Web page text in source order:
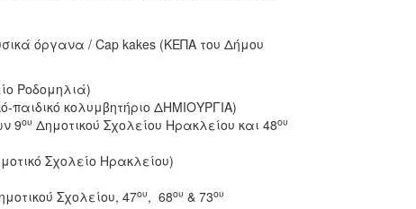
όργανα / Cap kakes (ΚΕΠΑ του Δήμου
Ροδομηλιά)
παιδικό κολυμβητήριο ΔΗΜΙΟΥΡΓΙΑ)
9ου Δημοτικού Σχολείου Ηρακλείου και 48ου
Σχολείο Ηρακλείου)
Σχολείου, 47ου, 68ου & 73ου